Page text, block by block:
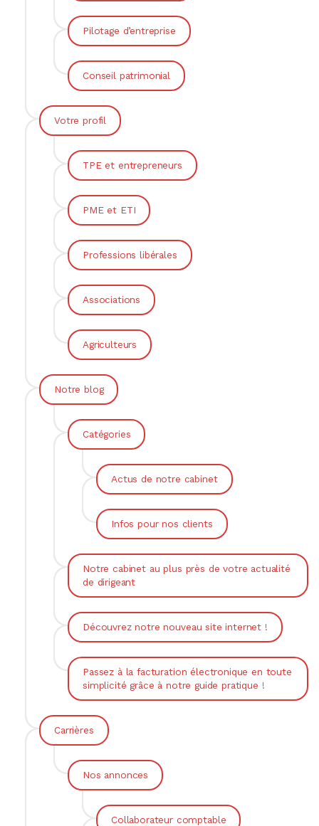
Pilotage d’entreprise
Conseil patrimonial
Votre profil
TPE et entrepreneurs
PME et ETI
Professions libérales
Associations
Agriculteurs
Notre blog
Catégories
Actus de notre cabinet
Infos pour nos clients
Notre cabinet au plus près de votre actualité
de dirigeant
Découvrez notre nouveau site internet !
Passez à la facturation électronique en toute
simplicité grâce à notre guide pratique !
Carrières
Nos annonces
Collaborateur comptable